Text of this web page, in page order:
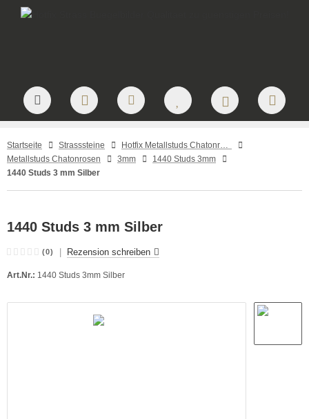
Startseite Strasssteine
Hotfix Metallstuds Chatonrosen – runde Metallstuds zum Aufbügeln
Metallstuds Chatonrosen
3mm
1440 Studs 3mm
1440 Studs 3 mm Silber
1440 Studs 3 mm Silber
(0) Rezension schreiben
Art.Nr.: 1440 Studs 3mm Silber